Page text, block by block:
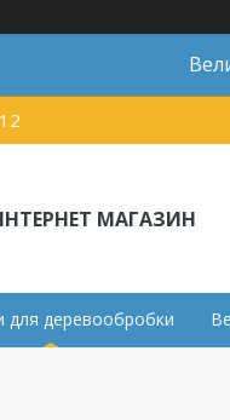
МАГАЗИН
для деревообробки